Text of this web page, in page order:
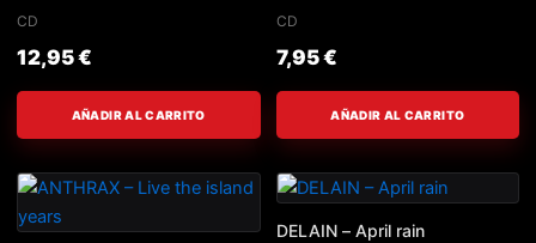
CD
12,95€
AÑADIR AL CARRITO
CD
7,95€
AÑADIR AL CARRITO
DELAIN – April rain